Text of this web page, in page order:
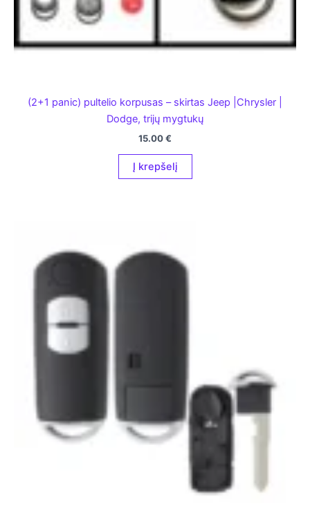
(2+1 panic) pultelio korpusas – skirtas Jeep |Chrysler |
Dodge, trijų mygtukų
15.00€
Į krepšelį